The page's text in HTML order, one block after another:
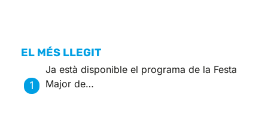
EL MÉS LLEGIT
Ja està disponible el programa de la Festa
Major de…